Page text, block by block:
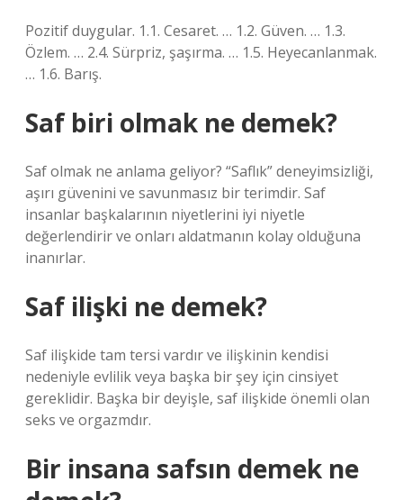
Pozitif duygular. 1.1. Cesaret. … 1.2. Güven. … 1.3.
Özlem. … 2.4. Sürpriz, şaşırma. … 1.5. Heyecanlanmak.
… 1.6. Barış.
Saf biri olmak ne demek?
Saf olmak ne anlama geliyor? “Saflık” deneyimsizliği,
aşırı güvenini ve savunmasız bir terimdir. Saf
insanlar başkalarının niyetlerini iyi niyetle
değerlendirir ve onları aldatmanın kolay olduğuna
inanırlar.
Saf ilişki ne demek?
Saf ilişkide tam tersi vardır ve ilişkinin kendisi
nedeniyle evlilik veya başka bir şey için cinsiyet
gereklidir. Başka bir deyişle, saf ilişkide önemli olan
seks ve orgazmdır.
Bir insana safsın demek ne